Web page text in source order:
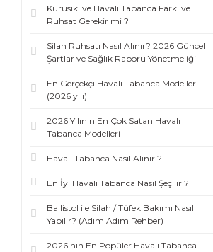
Kurusıkı ve Havalı Tabanca Farkı ve
Ruhsat Gerekir mi ?
Silah Ruhsatı Nasıl Alınır? 2026 Güncel
Şartlar ve Sağlık Raporu Yönetmeliği
En Gerçekçi Havalı Tabanca Modelleri
(2026 yılı)
2026 Yılının En Çok Satan Havalı
Tabanca Modelleri
Havalı Tabanca Nasıl Alınır ?
En İyi Havalı Tabanca Nasıl Şeçilir ?
Ballistol ile Silah / Tüfek Bakımı Nasıl
Yapılır? (Adım Adım Rehber)
2026'nın En Popüler Havalı Tabanca